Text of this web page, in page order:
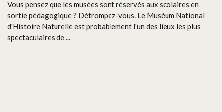
Vous pensez que les musées sont réservés aux scolaires en
sortie pédagogique ? Détrompez-vous. Le Muséum National
d'Histoire Naturelle est probablement l'un des lieux les plus
spectaculaires de ...